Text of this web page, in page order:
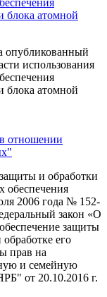
блока атомной
опубликованный
использования
блока атомной
отношении
и обработки
обеспечения
2006 года № 152-
закон «О
защиты
его
прав на
и семейную
от 20.10.2016 г.